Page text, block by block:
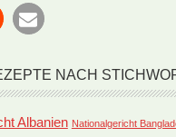
NACH
Albanien Nationalgericht